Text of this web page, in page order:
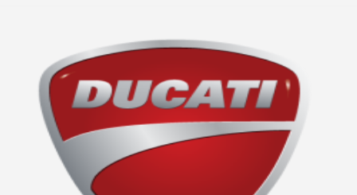
Entrega en un
Paga en 4 plazos sin
Obtenga su presupuesto
Comparte tus
Gana puntos de
Devuelve los